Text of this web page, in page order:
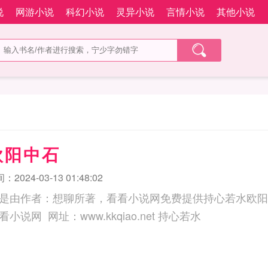
网游小说 科幻小说 灵异小说 言情小说 其他小说
中石
：2024-03-13 01:48:02
由作者：想聊所著，看看小说网免费提供持心若水欧
三秒记住本站：看看小说网 网址：www.kkqiao.net 持心若水